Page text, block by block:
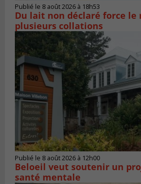
Publié le 8 août 2026 à 18h53
Du lait non déclaré force le
plusieurs collations
Publié le 8 août 2026 à 12h00
Beloeil veut soutenir un
santé mentale